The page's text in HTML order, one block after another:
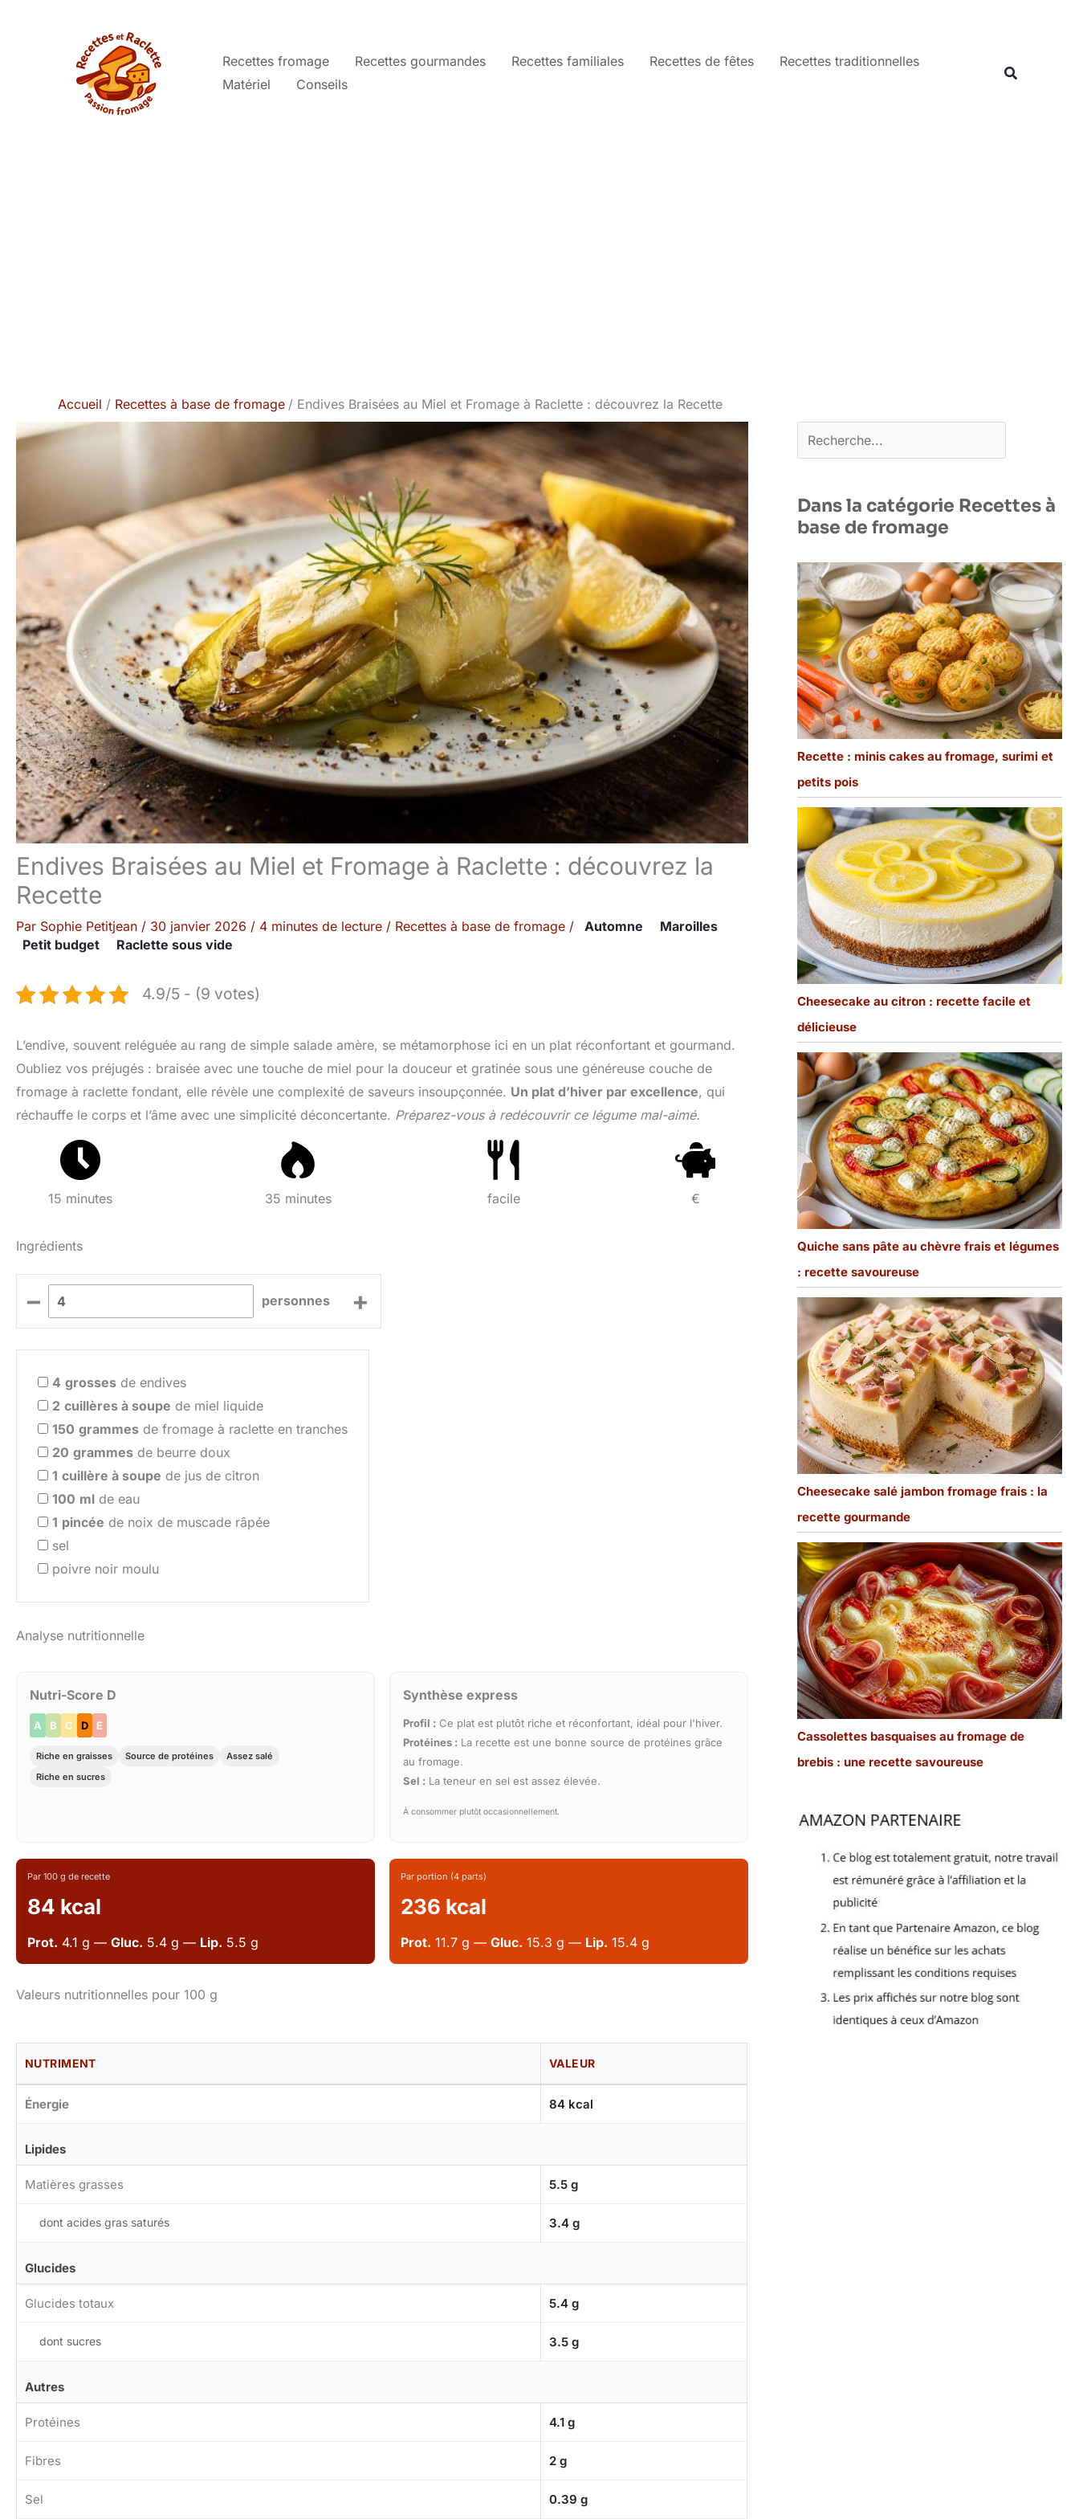
Recettes fromage Recettes gourmandes Recettes familiales Recettes de fêtes
Recettes traditionnelles
Matériel
Conseils
Accueil Recettes à base de fromage Endives Braisées au Miel et Fromage à Raclette : découvrez la Recette
Endives Braisées au Miel et Fromage à Raclette : découvrez la
Recette
Par Sophie Petitjean / 30 janvier 2026 / 4 minutes de lecture / Recettes à base de fromage / Automne
Maroilles
Petit budget
Raclette sous vide
4.9/5 - (9 votes)
L’endive, souvent reléguée au rang de simple salade amère, se métamorphose ici en un plat réconfortant et gourmand.
Oubliez vos préjugés : braisée avec une touche de miel pour la douceur et gratinée sous une généreuse couche de
fromage à raclette fondant, elle révèle une complexité de saveurs insoupçonnée. Un plat d’hiver par excellence, qui
réchauffe le corps et l’âme avec une simplicité déconcertante. Préparez-vous à redécouvrir ce légume mal-aimé.
15 minutes 35 minutes facile €
Ingrédients
– personnes +
4 grosses de endives
2 cuillères à soupe de miel liquide
150 grammes de fromage à raclette en tranches
20 grammes de beurre doux
1 cuillère à soupe de jus de citron
100 ml de eau
1 pincée de noix de muscade râpée
sel
poivre noir moulu
Analyse nutritionnelle
Nutri-Score D
A B C D E
Riche en graisses Source de protéines
Assez salé
Riche en sucres
Synthèse express
Profil : Ce plat est plutôt riche et réconfortant, idéal pour l'hiver.
Protéines : La recette est une bonne source de protéines grâce
au fromage.
Sel : La teneur en sel est assez élevée.
À consommer plutôt occasionnellement.
Par 100 g de recette
84 kcal
Prot. 4.1 g — Gluc. 5.4 g — Lip. 5.5 g
Par portion (4 parts)
236 kcal
Prot. 11.7 g —Gluc. 15.3 g — Lip. 15.4 g
Valeurs nutritionnelles pour 100 g
NUTRIMENT VALEUR
Énergie 84 kcal
Lipides
Matières grasses 5.5 g
dont acides gras saturés 3.4 g
Glucides
Glucides totaux 5.4 g
dont sucres 3.5 g
Autres
Protéines 4.1 g
Fibres 2 g
Sel 0.39 g
Rechercher
Dans la catégorie Recettes à
base de fromage
Recette : minis cakes au fromage, surimi et
petits pois
Cheesecake au citron : recette facile et
délicieuse
Quiche sans pâte au chèvre frais et légumes
: recette savoureuse
Cheesecake salé jambon fromage frais : la
recette gourmande
Cassolettes basquaises au fromage de
brebis : une recette savoureuse